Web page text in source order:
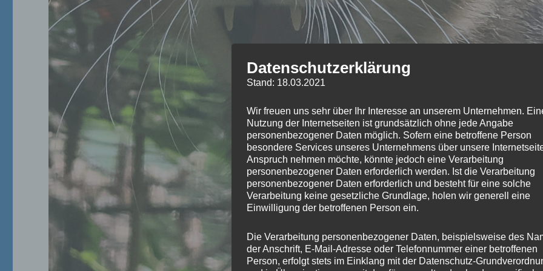
Datenschutzerklärung
Stand: 18.03.2021
Wir freuen uns sehr über Ihr Interesse an unserem Unternehmen.
Nutzung der Internetseiten ist grundsätzlich ohne jede Angabe
personenbezogener Daten möglich. Sofern eine betroffene Person
besondere Services unseres Unternehmens über unsere
Anspruch nehmen möchte, könnte jedoch eine Verarbeitung
personenbezogener Daten erforderlich werden. Ist die Verarbeitung
personenbezogener Daten erforderlich und besteht für eine solche
Verarbeitung keine gesetzliche Grundlage, holen wir generell eine
Einwilligung der betroffenen Person ein.
Die Verarbeitung personenbezogener Daten, beispielsweise des
der Anschrift, E-Mail-Adresse oder Telefonnummer einer betroffenen
Person, erfolgt stets im Einklang mit der Datenschutz-